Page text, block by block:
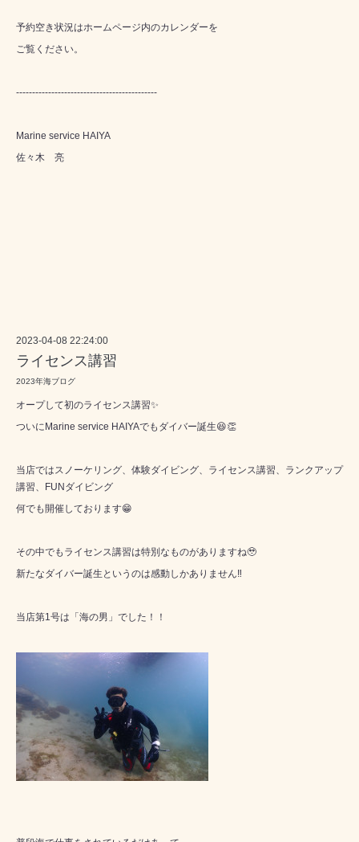
予約空き状況はホームページ内のカレンダーを
ご覧ください。
--------------------------------------------
Marine service HAIYA
佐々木 亮
2023-04-08 22:24:00
ライセンス講習
2023年海ブログ
オープして初のライセンス講習✨
ついにMarine service HAIYAでもダイバー誕生😆👏
当店ではスノーケリング、体験ダイビング、ライセンス講習、ランクアップ
講習、FUNダイビング
何でも開催しております😁
その中でもライセンス講習は特別なものがありますね🥹
新たなダイバー誕生というのは感動しかありません‼️
当店第1号は「海の男」でした！！